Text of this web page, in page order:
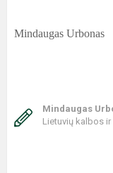
Mindaugas Urbonas
Mindaugas
Lietuvių kalbos